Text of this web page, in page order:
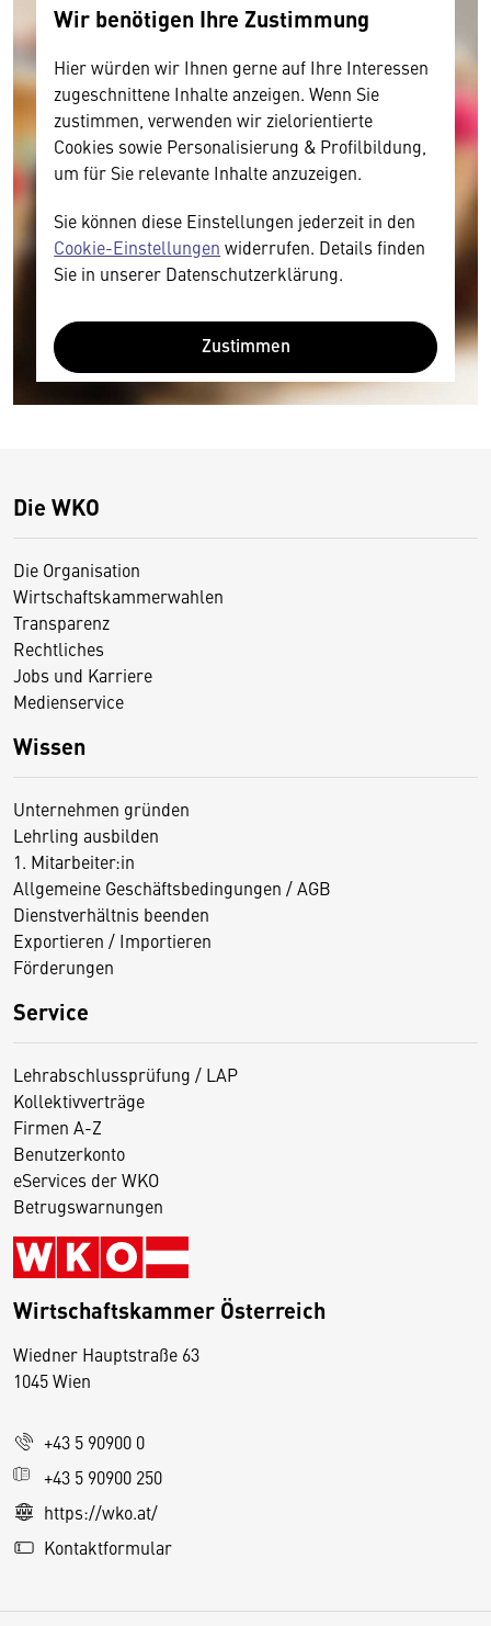
Wir benötigen Ihre Zustimmung
Hier würden wir Ihnen gerne auf Ihre Interessen
zugeschnittene Inhalte anzeigen. Wenn Sie
zustimmen, verwenden wir zielorientierte
Cookies sowie Personalisierung & Profilbildung,
um für Sie relevante Inhalte anzuzeigen.
Sie können diese Einstellungen jederzeit in den
Cookie-Einstellungen widerrufen. Details finden
Sie in unserer Datenschutzerklärung.
Zustimmen
Die WKO
Die Organisation
Wirtschaftskammerwahlen
Transparenz
Rechtliches
Jobs und Karriere
Medienservice
Wissen
Unternehmen gründen
Lehrling ausbilden
1. Mitarbeiter:in
Allgemeine Geschäftsbedingungen / AGB
Dienstverhältnis beenden
Exportieren / Importieren
Förderungen
Service
Lehrabschlussprüfung / LAP
Kollektivverträge
Firmen A-Z
Benutzerkonto
eServices der WKO
Betrugswarnungen
Wirtschaftskammer Österreich
Wiedner Hauptstraße 63
1045 Wien
+43 5 90900 0
+43 5 90900 250
https://wko.at/
Kontaktformular
D
s
e
S
e